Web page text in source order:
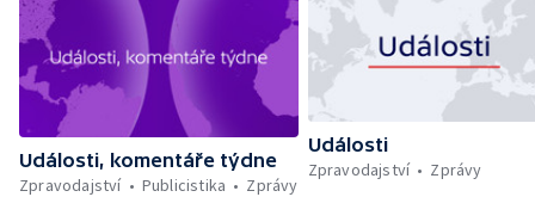
Události, komentáře týdne
Zpravodajství
Publicistika Zprávy
Události
Zpravodajství
Zprávy